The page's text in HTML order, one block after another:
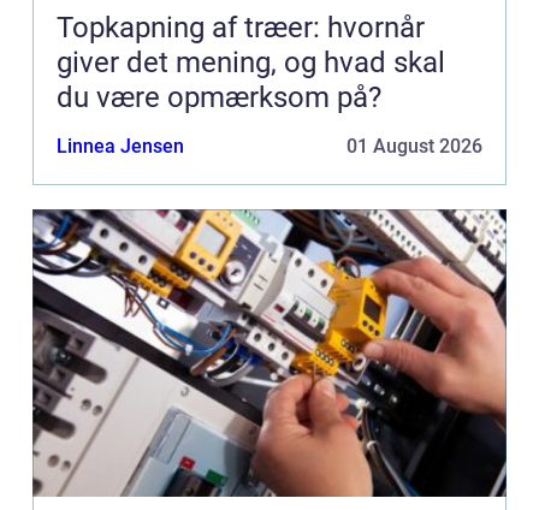
Topkapning af træer: hvornår
giver det mening, og hvad skal
du være opmærksom på?
Linnea Jensen 01 August 2026